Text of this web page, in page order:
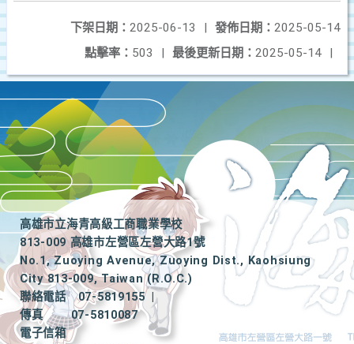
發佈日期： 2025-05-14
下架日期： 2025-06-13
|
最後更新日期： 2025-05-14 |
點擊率： 503 |
高雄市立海青高級工商職業學校
813-009 高雄市左營區左營大路1號
No.1, Zuoying Avenue, Zuoying Dist., Kaohsiung
City 813-009, Taiwan (R.O.C.)
聯絡電話
07-5819155
|
傳真
07-5810087
電子信箱